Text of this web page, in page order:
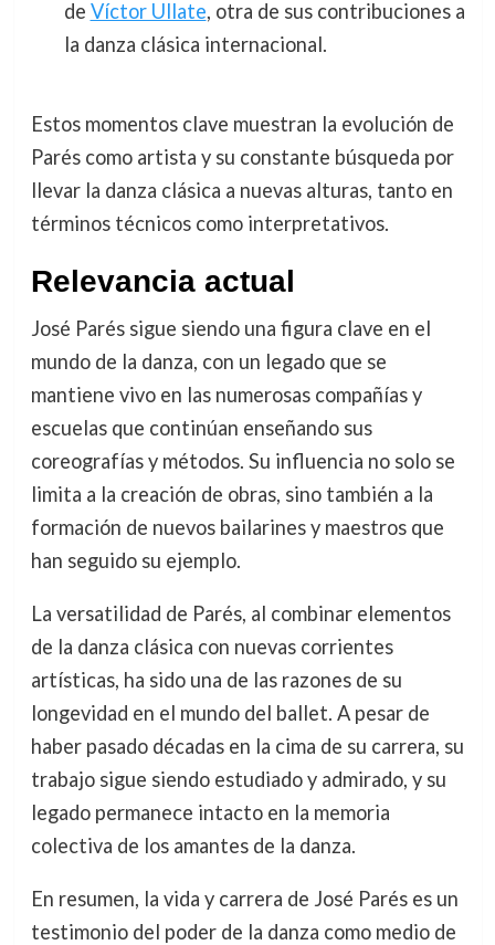
de Víctor Ullate, otra de sus contribuciones a
la danza clásica internacional.
Estos momentos clave muestran la evolución de
Parés como artista y su constante búsqueda por
llevar la danza clásica a nuevas alturas, tanto en
términos técnicos como interpretativos.
Relevancia actual
José Parés sigue siendo una figura clave en el
mundo de la danza, con un legado que se
mantiene vivo en las numerosas compañías y
escuelas que continúan enseñando sus
coreografías y métodos. Su influencia no solo se
limita a la creación de obras, sino también a la
formación de nuevos bailarines y maestros que
han seguido su ejemplo.
La versatilidad de Parés, al combinar elementos
de la danza clásica con nuevas corrientes
artísticas, ha sido una de las razones de su
longevidad en el mundo del ballet. A pesar de
haber pasado décadas en la cima de su carrera, su
trabajo sigue siendo estudiado y admirado, y su
legado permanece intacto en la memoria
colectiva de los amantes de la danza.
En resumen, la vida y carrera de José Parés es un
testimonio del poder de la danza como medio de